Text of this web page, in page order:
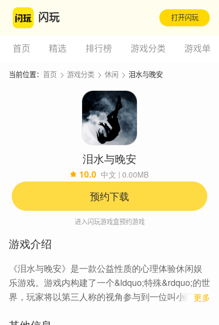
闪玩 打开闪玩
首页 精选 排行榜 游戏分类 游戏单
当前位置： 首页 游戏分类 休闲 泪水与晚安
泪水与晚安
10.0 中文 | 0.00MB
预约下载
进入闪玩游戏盒预约游戏
游戏介绍
《泪水与晚安》是一款公益性质的心理体验休闲娱
乐游戏。游戏内构建了一个&ldquo;特殊&rdquo;的世
界，玩家将以第三人称的视角参与到一位叫小天的
1 更多